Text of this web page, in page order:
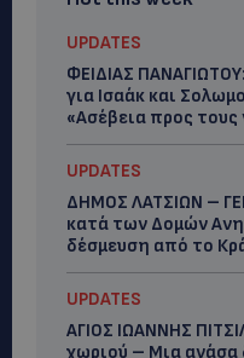
UPDATES
ΦΕΙΔΙΑΣ
για Ισαάκ και
«Ασέβεια προς
UPDATES
ΔΗΜΟΣ ΛΑΤΣΙΩΝ –
κατά των Δομών
δέσμευση από το
UPDATES
ΑΓΙΟΣ ΙΩΑΝΝΗΣ
χωριού – Μια ανάσα